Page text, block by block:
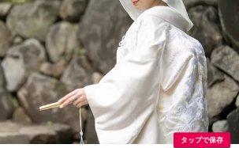
タップで保存